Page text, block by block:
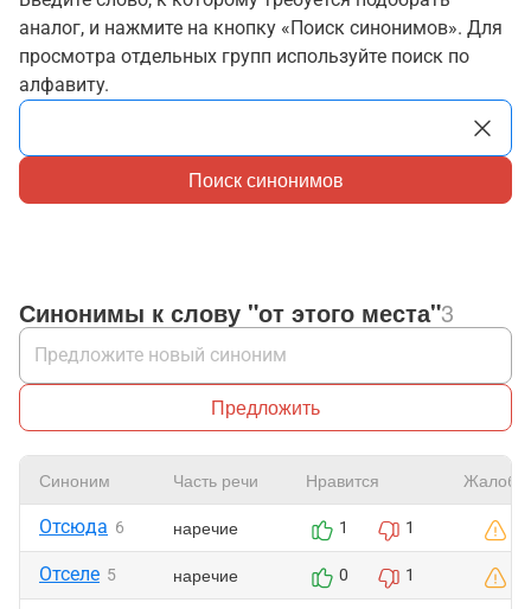
аналог, и нажмите на кнопку «Поиск синонимов». Для
просмотра отдельных групп используйте поиск по
алфавиту.
Поиск синонимов
Синонимы к слову "от этого места"3
Предложить
Синоним Часть речи Нравится Жалоба
Отсюда 6 наречие 1 1
Отселе 5 наречие 0 1